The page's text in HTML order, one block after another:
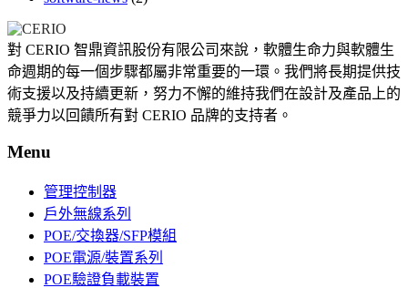
對 CERIO 智鼎資訊股份有限公司來說，軟體生命力與軟體生
命週期的每一個步驟都屬非常重要的一環。我們將長期提供技
術支援以及持續更新，努力不懈的維持我們在設計及產品上的
競爭力以回饋所有對 CERIO 品牌的支持者。
Menu
管理控制器
戶外無線系列
POE/交換器/SFP模組
POE電源/裝置系列
POE驗證負載裝置